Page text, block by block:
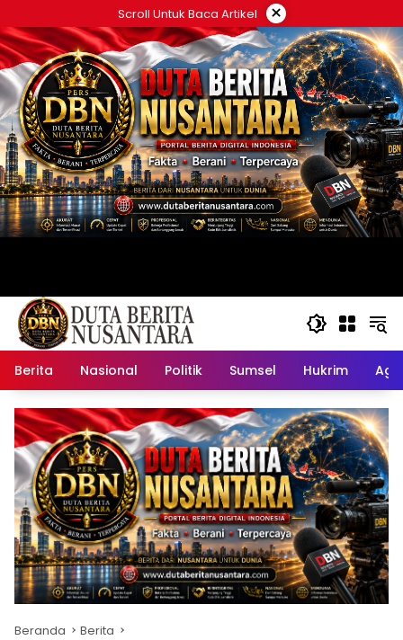
ke
konten
Scroll Untuk Baca Artikel ×
Berita Nasional Politik Sumsel Hukrim
Beranda Berita